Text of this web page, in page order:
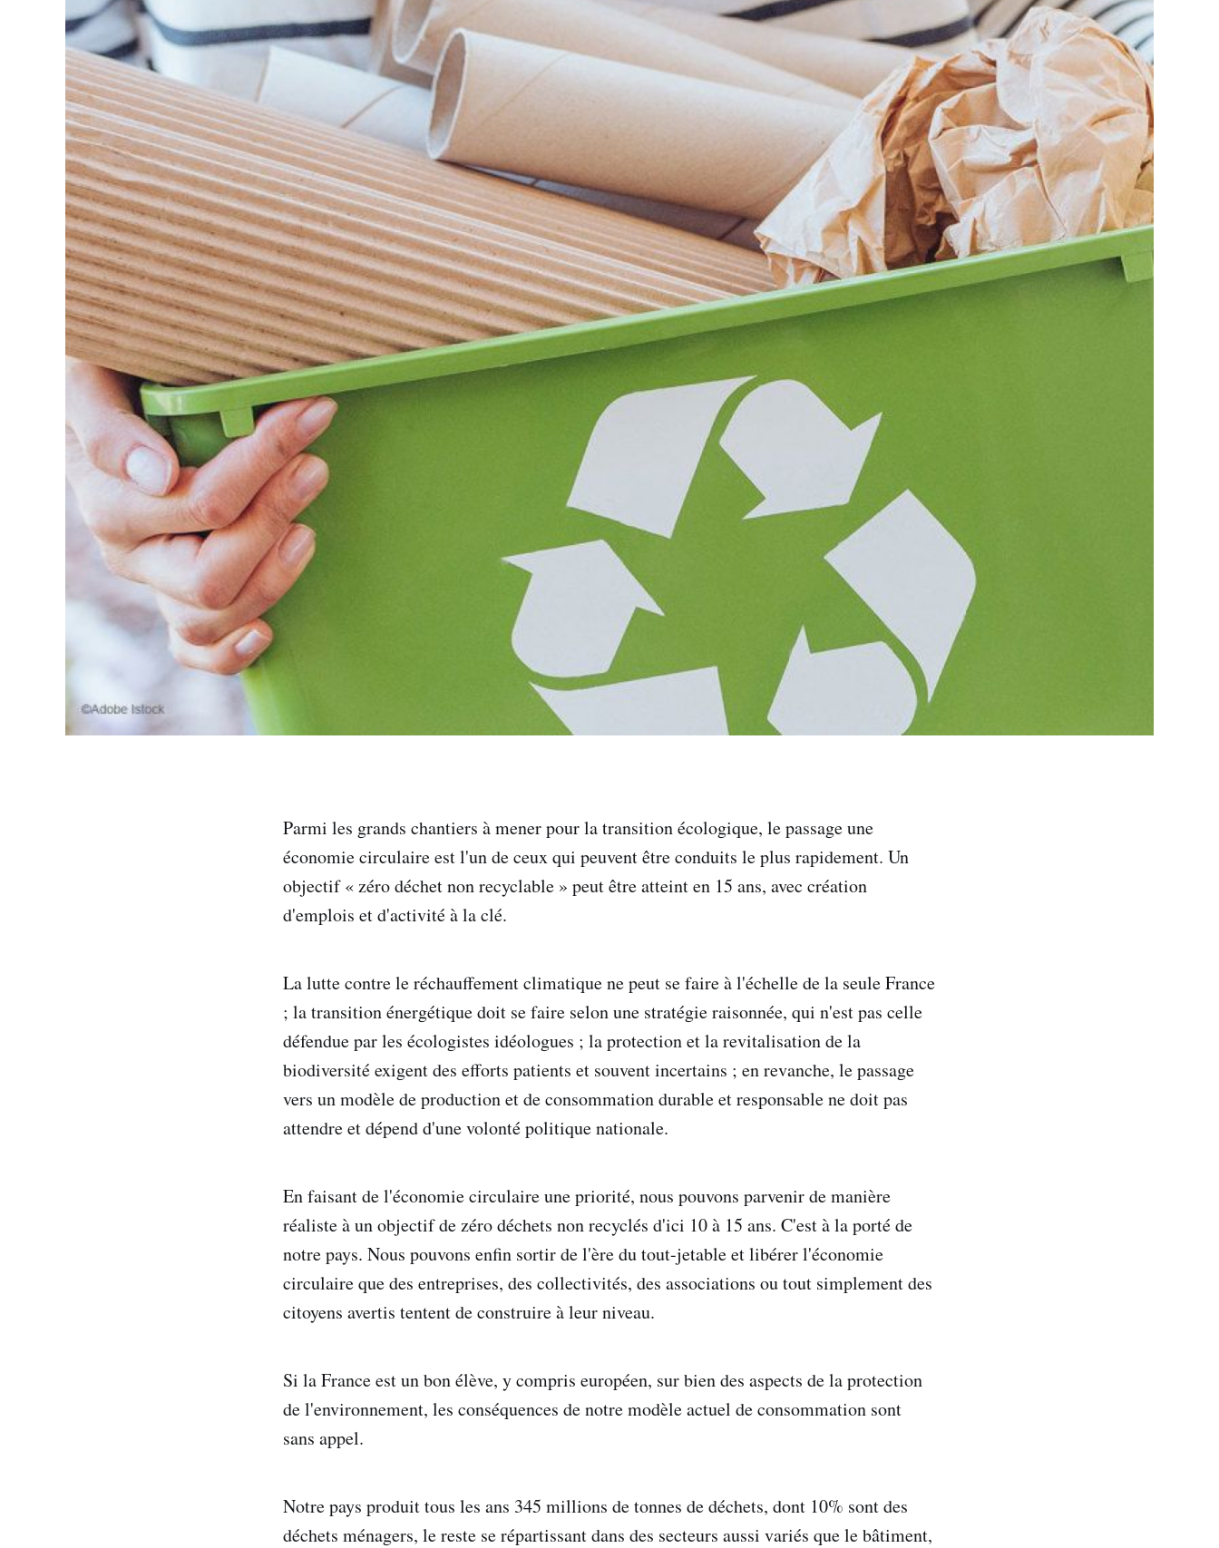
Parmi les grands chantiers à mener pour la transition écologique, le passage une
économie circulaire est l'un de ceux qui peuvent être conduits le plus rapidement. Un
objectif « zéro déchet non recyclable » peut être atteint en 15 ans, avec création
d'emplois et d'activité à la clé.
La lutte contre le réchauffement climatique ne peut se faire à l'échelle de la seule France
; la transition énergétique doit se faire selon une stratégie raisonnée, qui n'est pas celle
défendue par les écologistes idéologues ; la protection et la revitalisation de la
biodiversité exigent des efforts patients et souvent incertains ; en revanche, le passage
vers un modèle de production et de consommation durable et responsable ne doit pas
attendre et dépend d'une volonté politique nationale.
En faisant de l'économie circulaire une priorité, nous pouvons parvenir de manière
réaliste à un objectif de zéro déchets non recyclés d'ici 10 à 15 ans. C'est à la porté de
notre pays. Nous pouvons enfin sortir de l'ère du tout-jetable et libérer l'économie
circulaire que des entreprises, des collectivités, des associations ou tout simplement des
citoyens avertis tentent de construire à leur niveau.
Si la France est un bon élève, y compris européen, sur bien des aspects de la protection
de l'environnement, les conséquences de notre modèle actuel de consommation sont
sans appel.
Notre pays produit tous les ans 345 millions de tonnes de déchets, dont 10% sont des
déchets ménagers, le reste se répartissant dans des secteurs aussi variés que le bâtiment,